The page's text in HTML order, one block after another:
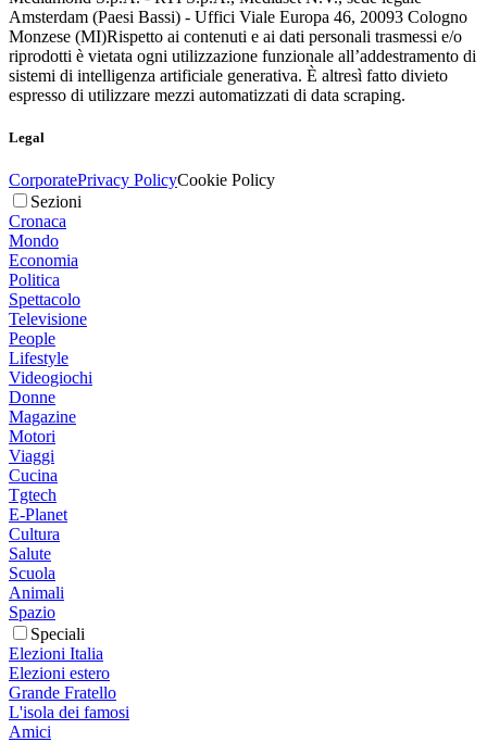
Amsterdam (Paesi Bassi) - Uffici Viale Europa 46, 20093 Cologno
Monzese (MI)Rispetto ai contenuti e ai dati personali trasmessi e/o
riprodotti è vietata ogni utilizzazione funzionale all’addestramento di
sistemi di intelligenza artificiale generativa. È altresì fatto divieto
espresso di utilizzare mezzi automatizzati di data scraping.
Legal
CorporatePrivacy PolicyCookie Policy
Sezioni
Cronaca
Mondo
Economia
Politica
Spettacolo
Televisione
People
Lifestyle
Videogiochi
Donne
Magazine
Motori
Viaggi
Cucina
Tgtech
E-Planet
Cultura
Salute
Scuola
Animali
Spazio
Speciali
Elezioni Italia
Elezioni estero
Grande Fratello
L'isola dei famosi
Amici